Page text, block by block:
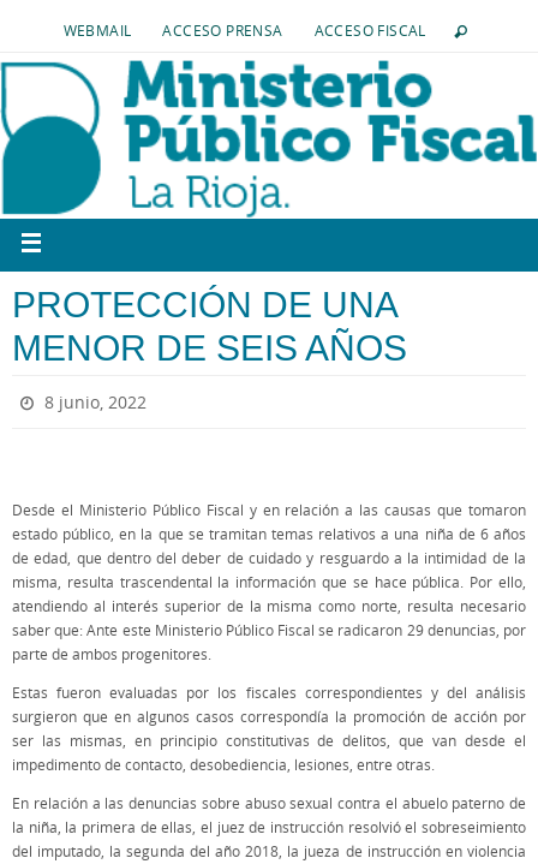
WEBMAIL ACCESO PRENSA ACCESO FISCAL
PROTECCIÓN DE UNA
MENOR DE SEIS AÑOS
8 junio, 2022
Desde el Ministerio Público Fiscal y en relación a las causas que tomaron
estado público, en la que se tramitan temas relativos a una niña de 6 años
de edad, que dentro del deber de cuidado y resguardo a la intimidad de la
misma, resulta trascendental la información que se hace pública. Por ello,
atendiendo al interés superior de la misma como norte, resulta necesario
saber que: Ante este Ministerio Público Fiscal se radicaron 29 denuncias, por
parte de ambos progenitores.
Estas fueron evaluadas por los fiscales correspondientes y del análisis
surgieron que en algunos casos correspondía la promoción de acción por
ser las mismas, en principio constitutivas de delitos, que van desde el
impedimento de contacto, desobediencia, lesiones, entre otras.
En relación a las denuncias sobre abuso sexual contra el abuelo paterno de
la niña, la primera de ellas, el juez de instrucción resolvió el sobreseimiento
del imputado, la segunda del año 2018, la jueza de instrucción en violencia